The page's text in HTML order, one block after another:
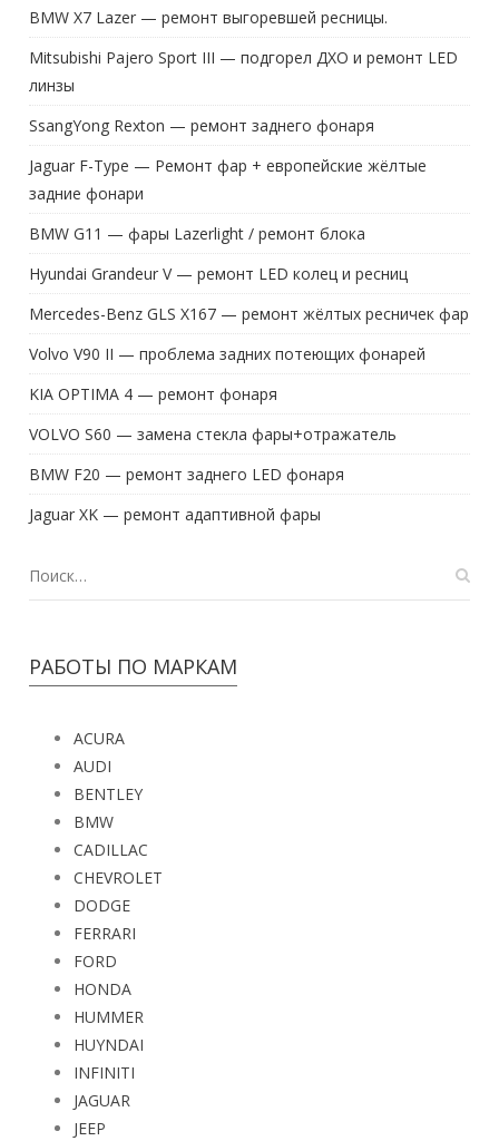
BMW X7 Lazer — ремонт выгоревшей ресницы.
Mitsubishi Pajero Sport III — подгорел ДХО и ремонт LED
линзы
SsangYong Rexton — ремонт заднего фонаря
Jaguar F-Type — Ремонт фар + европейские жёлтые
задние фонари
BMW G11 — фары Lazerlight / ремонт блока
Hyundai Grandeur V — ремонт LED колец и ресниц
Mercedes-Benz GLS X167 — ремонт жёлтых ресничек фар
Volvo V90 II — проблема задних потеющих фонарей
KIA OPTIMA 4 — ремонт фонаря
VOLVO S60 — замена стекла фары+отражатель
BMW F20 — ремонт заднего LED фонаря
Jaguar XK — ремонт адаптивной фары
РАБОТЫ ПО МАРКАМ
ACURA
AUDI
BENTLEY
BMW
CADILLAC
CHEVROLET
DODGE
FERRARI
FORD
HONDA
HUMMER
HUYNDAI
INFINITI
JAGUAR
JEEP